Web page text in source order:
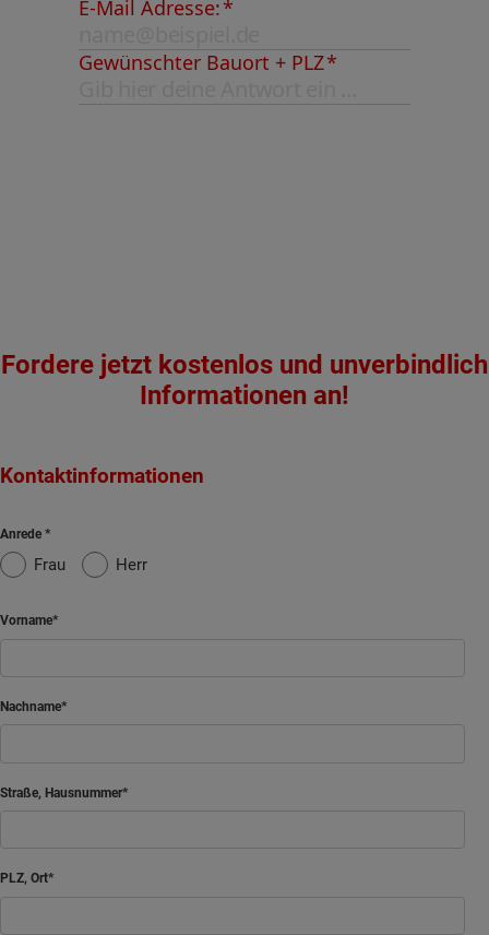
Fordere jetzt kostenlos und unverbindlich
Informationen an!
Kontaktinformationen
Anrede
Frau Herr
Vorname
Nachname
Straße, Hausnummer
PLZ, Ort